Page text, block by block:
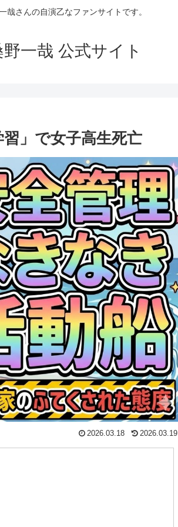
哉さんの自演乙なファンサイトです。
野一哉 公式サイト
」で女子高生死亡
2026.03.18 2026.03.19